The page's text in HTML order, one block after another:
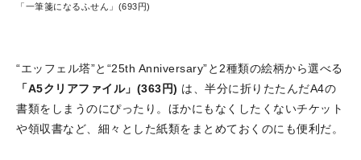
「一筆箋になるふせん」(693円)
“エッフェル塔”と“25th Anniversary”と2種類の絵柄から選べる
「A5クリアファイル」(363円) は、半分に折りたたんだA4の
書類をしまうのにぴったり。ほかにもなくしたくないチケット
や領収書など、細々とした紙類をまとめておくのにも便利だ。